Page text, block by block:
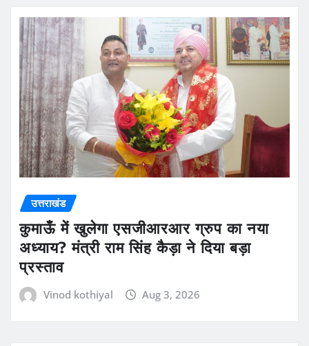
उत्तराखंड
कुमाऊँ में खुलेगा एसजीआरआर ग्रुप का नया
अध्याय? मंत्री राम सिंह कैड़ा ने दिया बड़ा
प्रस्ताव
Vinod kothiyal Aug 3, 2026